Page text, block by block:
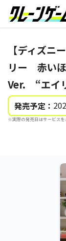
【ディズニ
リー 赤い
Ver. “エイ
発売予定：
※実際の発売日はサービスを